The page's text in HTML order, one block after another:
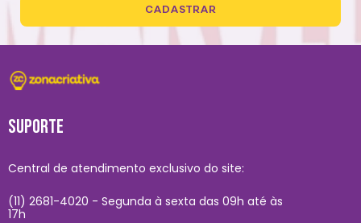
CADASTRAR
SUPORTE
Central de atendimento exclusivo do site:
(11) 2681-4020 - Segunda à sexta das 09h até às
17h